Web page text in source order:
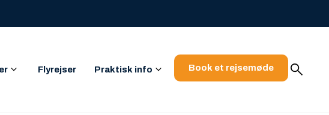
Flyrejser Praktisk info Book et rejsemøde